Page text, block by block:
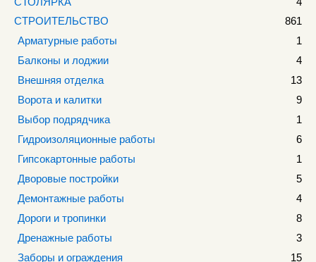
СТРОИТЕЛЬСТВО
861
Арматурные работы
1
Балконы и лоджии
4
Внешняя отделка
13
Ворота и калитки
9
Выбор подрядчика
1
Гидроизоляционные работы
6
Гипсокартонные работы
1
Дворовые постройки
5
Демонтажные работы
4
Дороги и тропинки
8
Дренажные работы
3
Заборы и ограждения
15